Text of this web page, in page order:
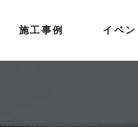
施工事例 イベ